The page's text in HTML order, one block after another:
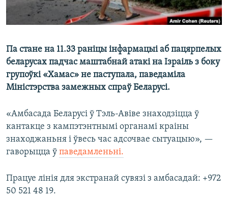
Па стане на 11.33 раніцы інфармацыі аб пацярпелых
беларусах падчас маштабнай атакі на Ізраіль з боку
групоўкі «Хамас» не паступала, паведаміла
Міністэрства замежных спраў Беларусі.
«Амбасада Беларусі ў Тэль-Авіве знаходзіцца ў
кантакце з кампэтэнтнымі органамі краіны
знаходжаньня і ўвесь час адсочвае сытуацыю», —
гаворыцца ў паведамленьні.
Працуе лінія для экстранай сувязі з амбасадай: +972
50 521 48 19.